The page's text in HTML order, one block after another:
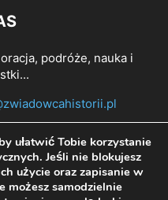
podróże, nauka i
NAMI
ułatwić Tobie korzystanie
Jeśli nie blokujesz
użycie oraz zapisanie w
możesz samodzielnie